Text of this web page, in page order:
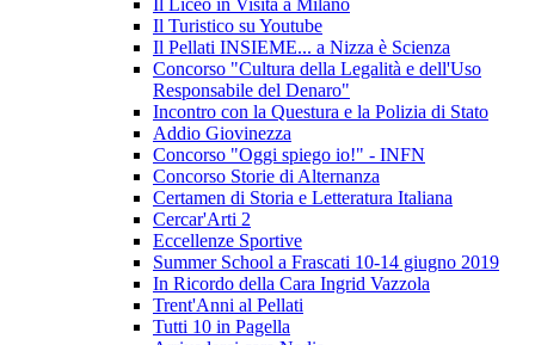
Il Liceo in Visita a Milano
Il Turistico su Youtube
Il Pellati INSIEME... a Nizza è Scienza
Concorso "Cultura della Legalità e dell'Uso
Responsabile del Denaro"
Incontro con la Questura e la Polizia di Stato
Addio Giovinezza
Concorso "Oggi spiego io!" - INFN
Concorso Storie di Alternanza
Certamen di Storia e Letteratura Italiana
Cercar'Arti 2
Eccellenze Sportive
Summer School a Frascati 10-14 giugno 2019
In Ricordo della Cara Ingrid Vazzola
Trent'Anni al Pellati
Tutti 10 in Pagella